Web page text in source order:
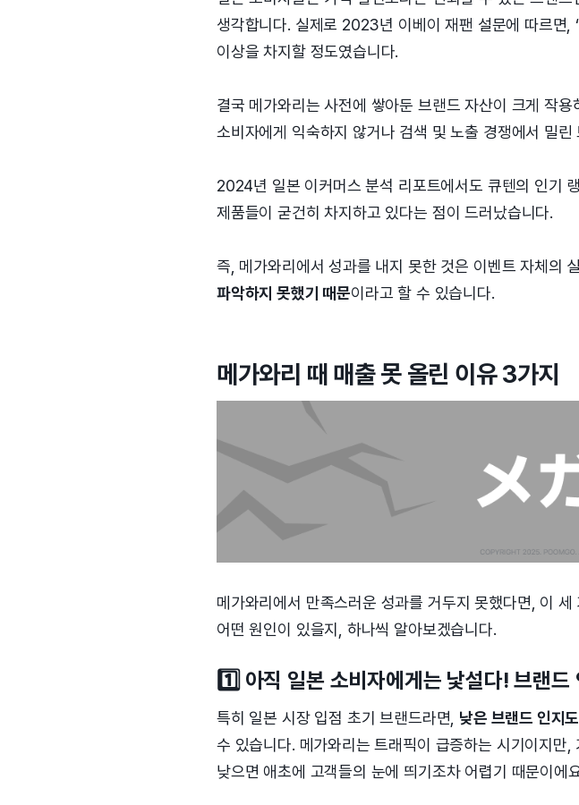
생각합니다. 실제로 2023년 이베이 재팬 설문에 따르면,
이상을 차지할 정도였습니다.
결국 메가와리는 사전에 쌓아둔 브랜드 자산이 크게 작
소비자에게 익숙하지 않거나 검색 및 노출 경쟁에서 밀
2024년 일본 이커머스 분석 리포트에서도 큐텐의 인기
제품들이 굳건히 차지하고 있다는 점이 드러났습니다.
즉, 메가와리에서 성과를 내지 못한 것은 이벤트 자체의
파악하지 못했기 때문이라고 할 수 있습니다.
메가와리 때 매출 못 올린 이유 3가지
메가와리에서 만족스러운 성과를 거두지 못했다면, 이
어떤 원인이 있을지, 하나씩 알아보겠습니다.
1️⃣ 아직 일본 소비자에게는 낯설다! 브랜드
특히 일본 시장 입점 초기 브랜드라면, 낮은 브랜드 인지
수 있습니다. 메가와리는 트래픽이 급증하는 시기이지만
낮으면 애초에 고객들의 눈에 띄기조차 어렵기 때문이에